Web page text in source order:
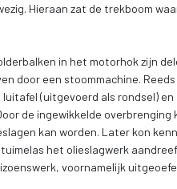
Hieraan zat de trekboom
in het motorhok zijn
door een stoommachine.
(uitgevoerd als rondsel)
de ingewikkelde
kan worden. Later kon
het olieslagwerk
voornamelijk